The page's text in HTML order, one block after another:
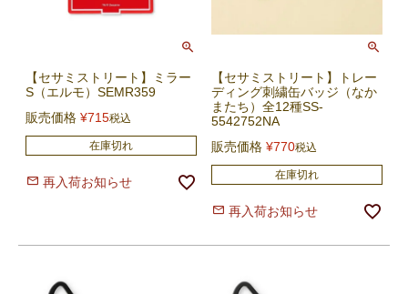
【セサミストリート】ミラー
S（エルモ）SEMR359
販売価格 ¥715税込
在庫切れ
再入荷お知らせ
【セサミストリート】トレー
ディング刺繍缶バッジ（なか
またち）全12種SS-
5542752NA
販売価格 ¥770税込
在庫切れ
再入荷お知らせ